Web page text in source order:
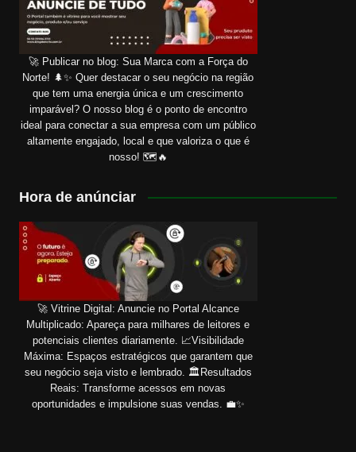
🚀 Publicar no blog: Sua Marca com a Força do
Norte! 🌲✨ Quer destacar o seu negócio na região
que tem uma energia única e um crescimento
imparável? O nosso blog é o ponto de encontro
ideal para conectar a sua empresa com um público
altamente engajado, local e que valoriza o que é
nosso! 🗺️🔥
Hora de anúnciar
🚀 Vitrine Digital: Anuncie no Portal Alcance
Multiplicado: Apareça para milhares de leitores e
potenciais clientes diariamente. 📈Visibilidade
Máxima: Espaços estratégicos que garantem que
seu negócio seja visto e lembrado. 🏛️Resultados
Reais: Transforme acessos em novas
oportunidades e impulsione suas vendas. 💼✨